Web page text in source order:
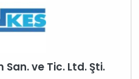
San. ve Tic. Ltd. Şti.